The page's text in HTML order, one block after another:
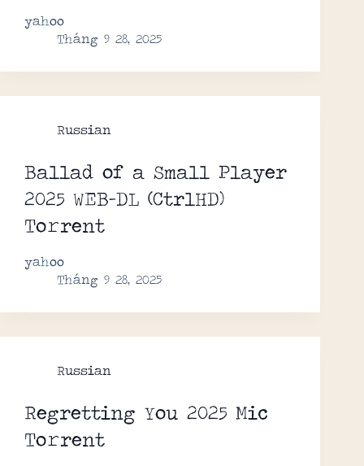
yahoo
Tháng 9 28, 2025
Russian
Ballad of a Small Player
2025 WEB-DL (CtrlHD)
To𝚛rent
yahoo
Tháng 9 28, 2025
Russian
Regretting You 2025 Mic
To𝚛rent